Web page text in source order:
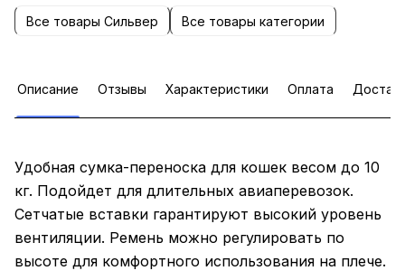
Все товары Сильвер Все товары категории
Описание Отзывы Характеристики Оплата
Удобная сумка-переноска для кошек весом до 10
кг. Подойдет для длительных авиаперевозок.
Сетчатые вставки гарантируют высокий уровень
вентиляции. Ремень можно регулировать по
высоте для комфортного использования на плече.